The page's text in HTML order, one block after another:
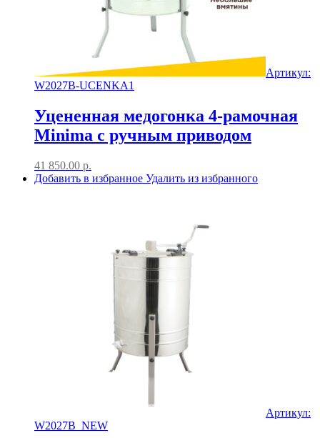
Артикул:
W2027B-UCENKA1
Уцененная медогонка 4-рамочная
Minima с ручным приводом
41 850.00 р.
Добавить в избранное Удалить из избранного
Артикул:
W2027B_NEW